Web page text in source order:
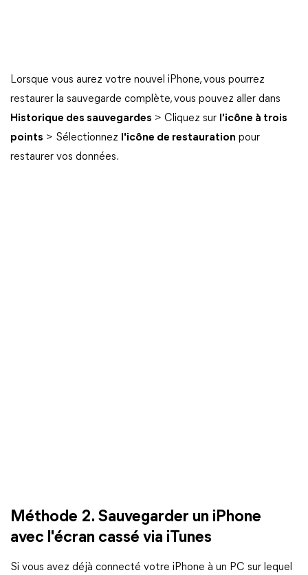
Lorsque vous aurez votre nouvel iPhone, vous pourrez
restaurer la sauvegarde complète, vous pouvez aller dans
Historique des sauvegardes > Cliquez sur l'icône à trois
points > Sélectionnez l'icône de restauration pour
restaurer vos données.
Méthode 2. Sauvegarder un iPhone
avec l'écran cassé via iTunes
Si vous avez déjà connecté votre iPhone à un PC sur lequel